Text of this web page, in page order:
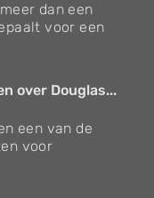
dan een
voor een
over Douglas...
een van de
voor